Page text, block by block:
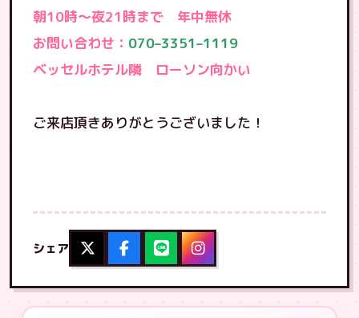
朝10時〜夜21時まで 年中無休
お問い合わせ： 070–3351–1119
ベッセルホテル隣 ローソン向かい
ご来店頂きありがとうございました！
シェア